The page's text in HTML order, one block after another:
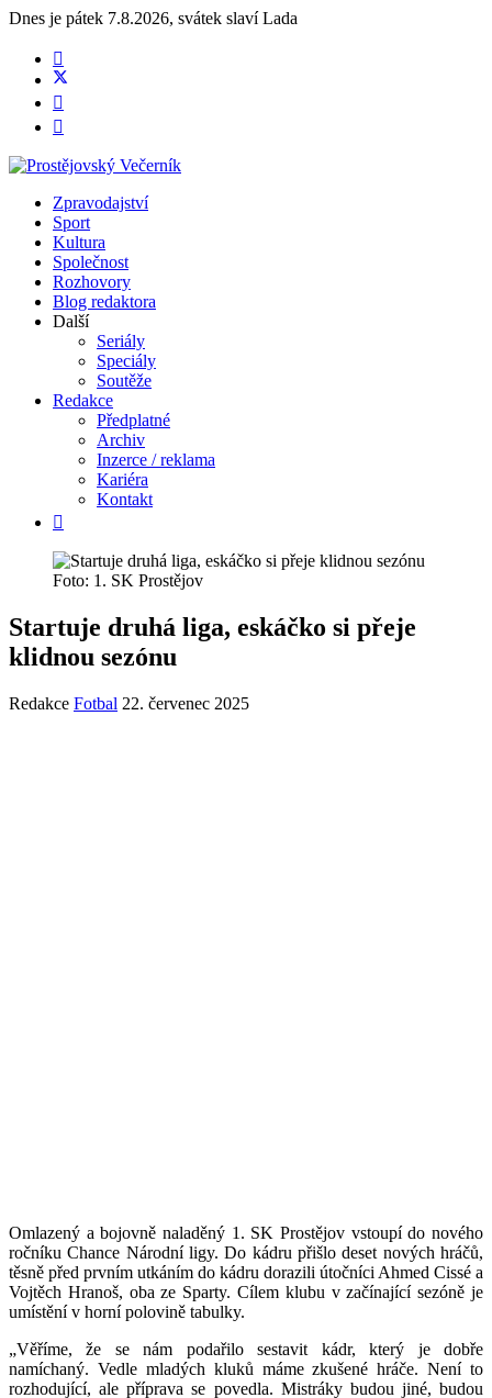
Dnes je pátek 7.8.2026, svátek slavíLada
Zpravodajství
Sport
Kultura
Společnost
Rozhovory
Blog redaktora
Další
Seriály
Speciály
Soutěže
Redakce
Předplatné
Archiv
Inzerce / reklama
Kariéra
Kontakt
Foto: 1. SK Prostějov
Startuje druhá liga, eskáčko si přeje
klidnou sezónu
Redakce Fotbal 22. červenec 2025
Omlazený a bojovně naladěný 1. SK Prostějov vstoupí do nového
ročníku Chance Národní ligy. Do kádru přišlo deset nových hráčů,
těsně před prvním utkáním do kádru dorazili útočníci Ahmed Cissé a
Vojtěch Hranoš, oba ze Sparty. Cílem klubu v začínající sezóně je
umístění v horní polovině tabulky.
„Věříme, že se nám podařilo sestavit kádr, který je dobře
namíchaný. Vedle mladých kluků máme zkušené hráče. Není to
rozhodující, ale příprava se povedla. Mistráky budou jiné, budou